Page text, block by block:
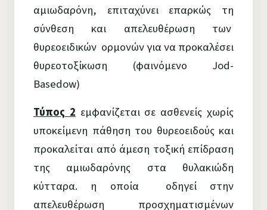
αμιωδαρόνη, επιταχύνει επαρκώς τη
σύνθεση και απελευθέρωση των
θυρεοειδικών ορμονών για να προκαλέσει
θυρεοτοξίκωση (φαινόμενο Jod-
Basedow)
Τύπος 2 εμφανίζεται σε ασθενείς χωρίς
υποκείμενη πάθηση του θυρεοειδούς και
προκαλείται από άμεση τοξική επίδραση
της αμιωδαρόνης στα θυλακιώδη
κύτταρα. η οποία οδηγεί στην
απελευθέρωση προσχηματισμένων